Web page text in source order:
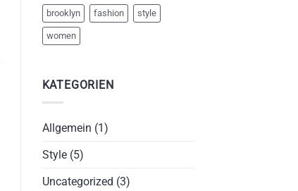
brooklyn fashion style
women
KATEGORIEN
Allgemein (1)
Style(5)
Uncategorized (3)